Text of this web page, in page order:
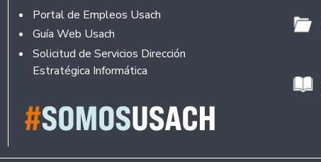
Portal de Empleos Usach
Guía Web Usach
Solicitud de Servicios Dirección
Estratégica Informática